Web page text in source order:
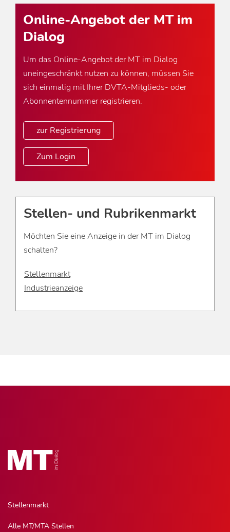
Online-Angebot der MT im
Dialog
Um das Online-Angebot der MT im Dialog
uneingeschränkt nutzen zu können, müssen Sie
sich einmalig mit Ihrer DVTA-Mitglieds- oder
Abonnentennummer registrieren.
zur Registrierung
Zum Login
Stellen- und Rubrikenmarkt
Möchten Sie eine Anzeige in der MT im Dialog
schalten?
Stellenmarkt
Industrieanzeige
Stellenmarkt
Alle MT/MTA Stellen